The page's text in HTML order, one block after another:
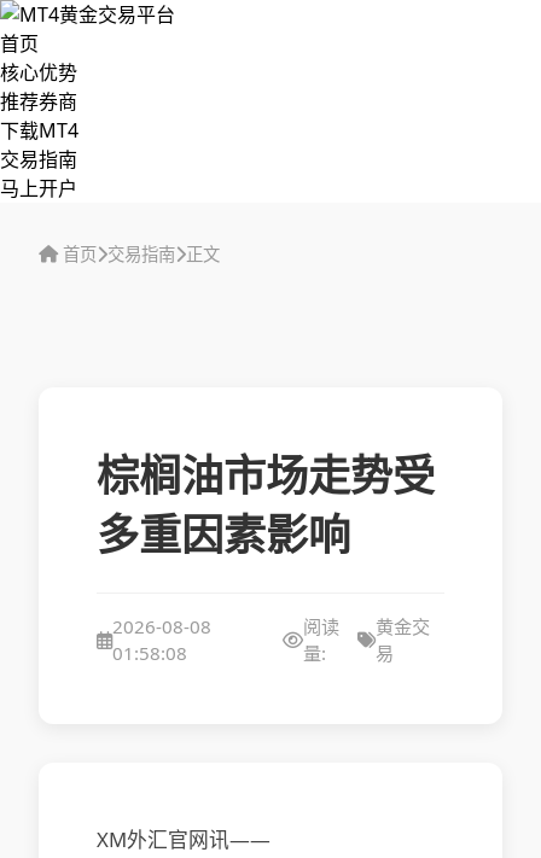
首页
核心优势
推荐券商
下载MT4
交易指南
马上开户
首页 交易指南 正文
棕榈油市场走势受
多重因素影响
2026-08-08
01:58:08
阅读
量:
黄金交
易
XM外汇官网讯——